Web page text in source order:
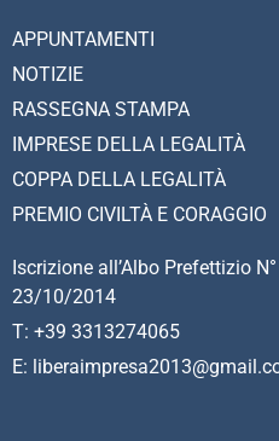
APPUNTAMENTI
NOTIZIE
RASSEGNA STAMPA
IMPRESE DELLA LEGALITÀ
COPPA DELLA LEGALITÀ
PREMIO CIVILTÀ E CORAGGIO
Iscrizione all’Albo Prefettizio
23/10/2014
T: +39 3313274065
E: